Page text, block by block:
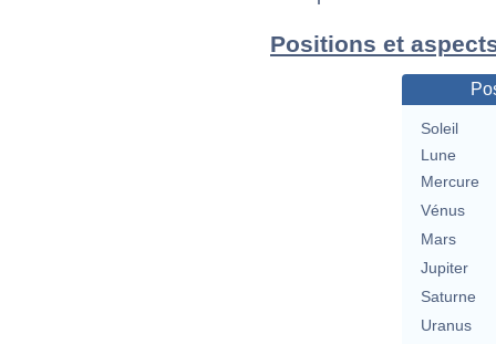
Positions et
Soleil
Lune
Mercure
Vénus
Mars
Jupiter
Saturne
Uranus